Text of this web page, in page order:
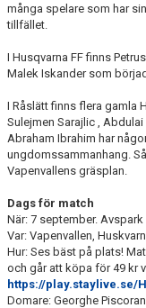
många spelare som har
tillfället.
I Husqvarna FF finns
Malek Iskander som
I Råslätt finns flera gamla
Sulejmen Sarajlic ,
Abraham Ibrahim har
ungdomssammanhang.
Vapenvallens gräsplan.
Dags för match
När: 7 september. Avspark
Var: Vapenvallen,
Hur: Ses bäst på plats!
och går att köpa för 49 kr
https://play.staylive.se/
Domare: Georghe